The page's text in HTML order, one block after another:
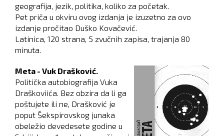
geografija, jezik, politika, koliko za početak.
Pet priča u okviru ovog izdanja je izuzetno za ovo
izdanje pročitao Duško Kovačević.
Latinica, 120 strana, 5 zvučnih zapisa, trajanja 80
minuta.
Meta - Vuk Drašković.
Politička autobiografija Vuka
Draškoviića. Bez obzira da li ga
poštujete ili ne, Drašković je
poput Šekspirovskog junaka
obeležio devedesete godine u